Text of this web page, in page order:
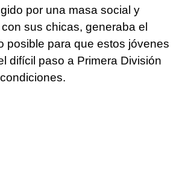
por una masa social y
sus chicas, generaba el
posible para que estos jóvenes
difícil paso a Primera División